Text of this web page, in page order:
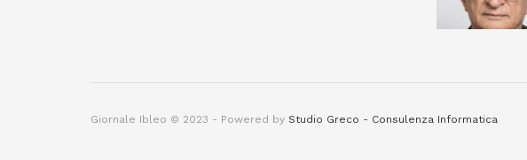
Giornale Ibleo © 2023 - Powered by Studio Greco - Consulenza Informatica